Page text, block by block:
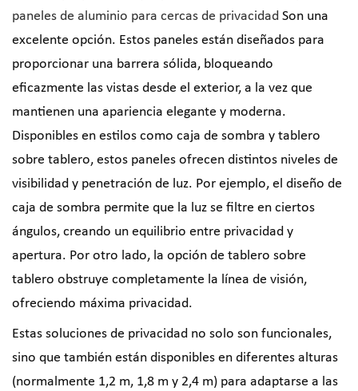
paneles de aluminio para cercas de privacidad Son una
excelente opción. Estos paneles están diseñados para
proporcionar una barrera sólida, bloqueando
eficazmente las vistas desde el exterior, a la vez que
mantienen una apariencia elegante y moderna.
Disponibles en estilos como caja de sombra y tablero
sobre tablero, estos paneles ofrecen distintos niveles de
visibilidad y penetración de luz. Por ejemplo, el diseño de
caja de sombra permite que la luz se filtre en ciertos
ángulos, creando un equilibrio entre privacidad y
apertura. Por otro lado, la opción de tablero sobre
tablero obstruye completamente la línea de visión,
ofreciendo máxima privacidad.
Estas soluciones de privacidad no solo son funcionales,
sino que también están disponibles en diferentes alturas
(normalmente 1,2 m, 1,8 m y 2,4 m) para adaptarse a las